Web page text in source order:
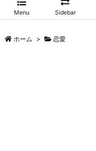
Menu Sidebar
ホーム > 恋愛